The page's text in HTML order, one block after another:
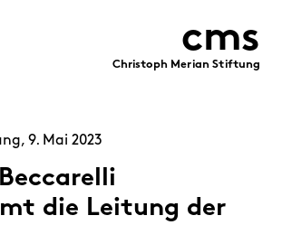
cms
Christoph Merian Stiftung
9. Mai 2023
die Leitung der